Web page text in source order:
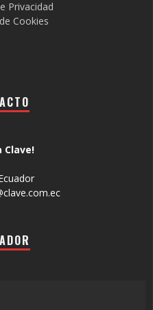
Privacidad
Cookies
Clave!